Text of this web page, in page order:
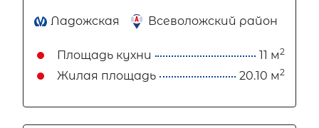
Ладожская Всеволожский район
Площадь кухни 11 м2
Жилая площадь 20.10 м2